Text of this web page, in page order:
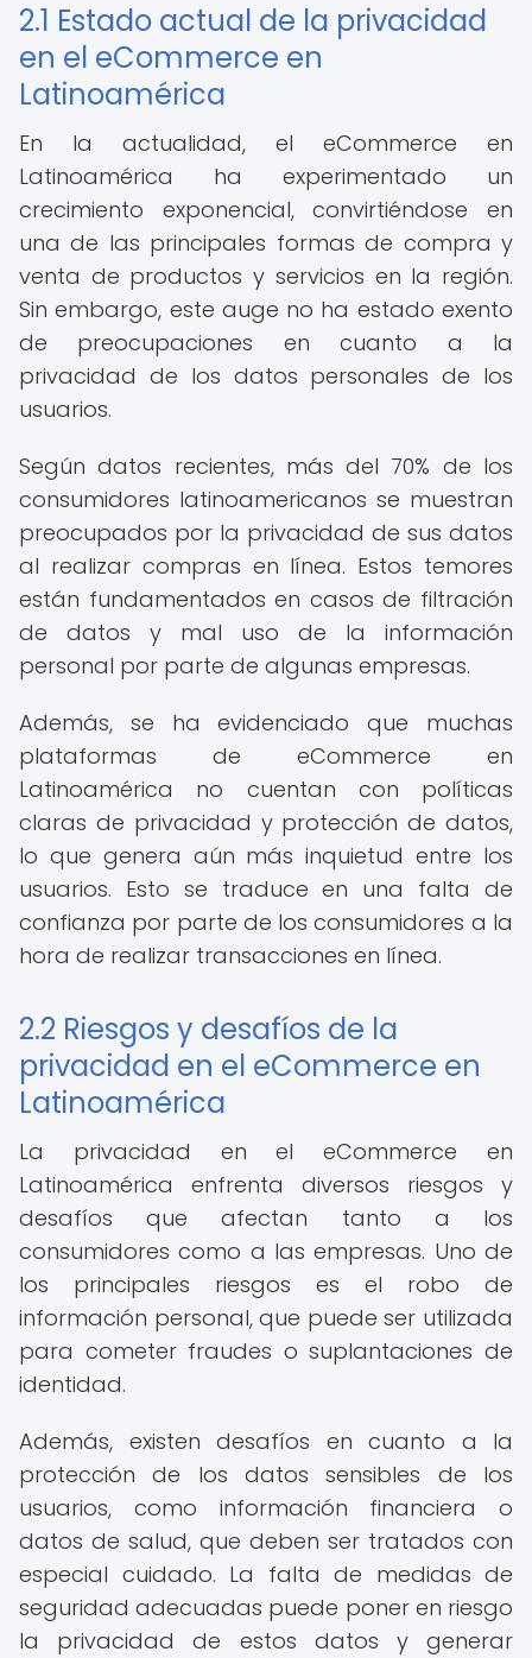
2.1 Estado actual de la privacidad
en el eCommerce en
Latinoamérica
En la actualidad, el eCommerce en
Latinoamérica ha experimentado un
crecimiento exponencial, convirtiéndose en
una de las principales formas de compra y
venta de productos y servicios en la región.
Sin embargo, este auge no ha estado exento
de preocupaciones en cuanto a la
privacidad de los datos personales de los
usuarios.
Según datos recientes, más del 70% de los
consumidores latinoamericanos se muestran
preocupados por la privacidad de sus datos
al realizar compras en línea. Estos temores
están fundamentados en casos de filtración
de datos y mal uso de la información
personal por parte de algunas empresas.
Además, se ha evidenciado que muchas
plataformas de eCommerce en
Latinoamérica no cuentan con políticas
claras de privacidad y protección de datos,
lo que genera aún más inquietud entre los
usuarios. Esto se traduce en una falta de
confianza por parte de los consumidores a la
hora de realizar transacciones en línea.
2.2 Riesgos y desafíos de la
privacidad en el eCommerce en
Latinoamérica
La privacidad en el eCommerce en
Latinoamérica enfrenta diversos riesgos y
desafíos que afectan tanto a los
consumidores como a las empresas. Uno de
los principales riesgos es el robo de
información personal, que puede ser utilizada
para cometer fraudes o suplantaciones de
identidad.
Además, existen desafíos en cuanto a la
protección de los datos sensibles de los
usuarios, como información financiera o
datos de salud, que deben ser tratados con
especial cuidado. La falta de medidas de
seguridad adecuadas puede poner en riesgo
la privacidad de estos datos y generar